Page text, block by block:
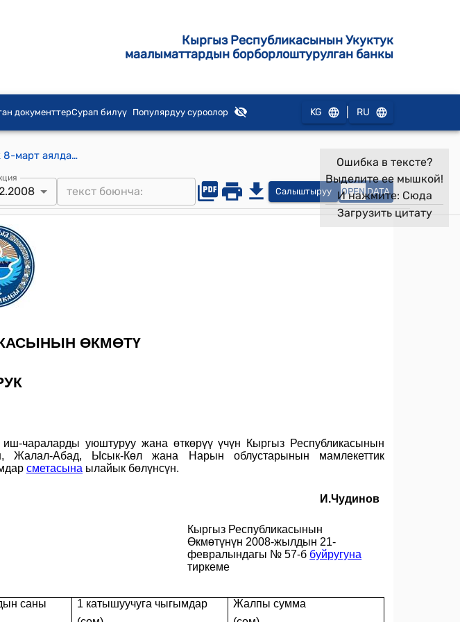
Кыргыз Республикасынын Укуктук
маалыматтардын борборлоштурулган банкы
документтерСурап билүү Популярдуу суроолор KG RU
КР Өкмөтүнүн 2008-жылдын 21-февралындагы № 57-б "Эларалык 8-март аялдар күнүнүн майрамдоого арналган салтанаттуу иш-чараларды уюштуруу жана өткөрүү жөнүндө" буйругу
Салыштыруу OPEN DATA
Ошибка в тексте?
Выделите ее мышкой!
И нажмите: Сюда
Загрузить цитату